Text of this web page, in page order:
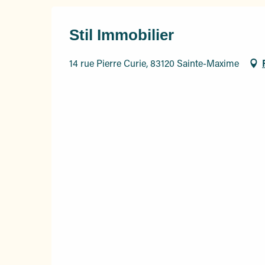
Stil Immobilier
14 rue Pierre Curie, 83120 Sainte-Maxime